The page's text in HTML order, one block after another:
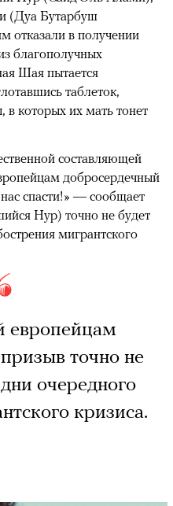
(Дуа Бутарбуш
отказали в получении
благополучных
Шая пытается
таблеток,
в которых их мать тонет
составляющей
добросердечный
спасти!» — сообщает
Нур) точно не будет
мигрантского
европейцам
точно не
очередного
кризиса.